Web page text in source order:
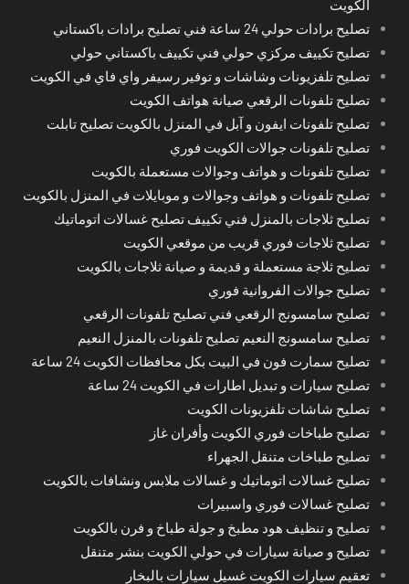
الكويت
تصليح برادات حولي 24 ساعة فني تصليح برادات باكستاني
تصليح تكييف مركزي حولي فني تكييف باكستاني حولي
تصليح تلفزيونات وشاشات و توفير رسيفر واي فاي في الكويت
تصليح تلفونات الرقعي صيانة هواتف الكويت
تصليح تلفونات ايفون و آبل في المنزل بالكويت تصليح تابلت
تصليح تلفونات جوالات الكويت فوري
تصليح تلفونات و هواتف وجوالات مستعملة بالكويت
تصليح تلفونات و هواتف وجوالات و موبايلات في المنزل بالكويت
تصليح ثلاجات بالمنزل فني تكييف تصليح غسالات اتوماتيك
تصليح ثلاجات فوري قريب من موقعي الكويت
تصليح ثلاجة مستعملة و قديمة و صيانة ثلاجات بالكويت
تصليح جوالات الفروانية فوري
تصليح سامسونج الرقعي فني تصليح تلفونات الرقعي
تصليح سامسونج النعيم تصليح تلفونات بالمنزل النعيم
تصليح سمارت فون في البيت بكل محافظات الكويت 24 ساعة
تصليح سيارات و تبديل اطارات في الكويت 24 ساعة
تصليح شاشات تلفزيونات الكويت
تصليح طباخات فوري الكويت وأفران غاز
تصليح طباخات متنقل الجهراء
تصليح غسالات اتوماتيك و غسالات ملابس ونشافات بالكويت
تصليح غسالات فوري واسبيرات
تصليح و تنظيف هود مطبخ و جولة طباخ و فرن بالكويت
تصليح و صيانة سيارات في حولي الكويت بنشر متنقل
تعقيم سيارات الكويت غسيل سيارات بالبخار